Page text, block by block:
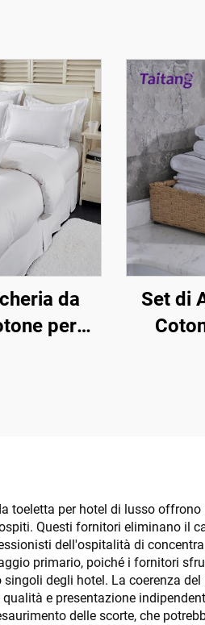
da
per
Set di
toeletta per hotel di lusso
Questi fornitori eliminano il
dell'ospitalità di
primario, poiché i fornitori
degli hotel. La coerenza
e presentazione
delle scorte, che